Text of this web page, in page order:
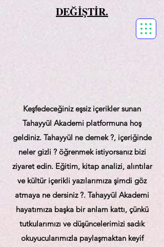
DEĞİŞTİR.
Keşfedeceğiniz eşsiz içerikler sunan
Tahayyül Akademi platformuna hoş
geldiniz. Tahayyül ne demek ?, içeriğinde
neler gizli ? öğrenmek istiyorsanız bizi
ziyaret edin. Eğitim, kitap analizi, alıntılar
ve kültür içerikli yazılarımıza şimdi göz
atmaya ne dersiniz ?. Tahayyül Akademi
hayatımıza başka bir anlam kattı, çünkü
tutkularımızı ve düşüncelerimizi sadık
okuyucularımızla paylaşmaktan keyif